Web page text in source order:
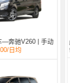
—奔驰V260 | 手动
/日均